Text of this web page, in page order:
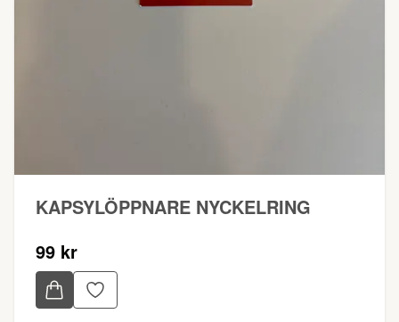
KAPSYLÖPPNARE NYCKELRING
99 kr